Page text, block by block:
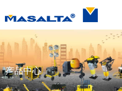
产品中心